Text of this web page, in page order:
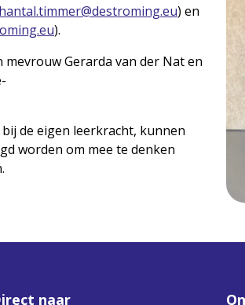
) en
).
Gerarda van der Nat en
de eigen leerkracht, kunnen
worden om mee te denken
naar